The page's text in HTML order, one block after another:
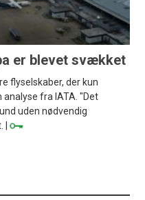
er blevet svækket
flyselskaber, der kun
fra IATA. "Det
uden nødvendig
|